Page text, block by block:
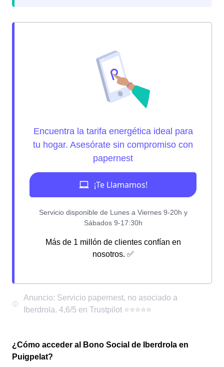
Más de 1 millón de clientes confían en
nosotros. ✅
¿Cómo acceder al Bono Social de Iberdrola en
Puigpelat?